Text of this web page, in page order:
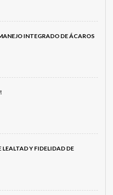
INTEGRADO DE ÁCAROS
LEALTAD Y FIDELIDAD DE